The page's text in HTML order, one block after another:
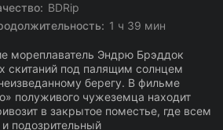
BDRip
1 ч 39 мин
мореплаватель Эндрю Брэддок
скитаний под палящим солнцем
берегу. В фильме
полуживого чужеземца находит
в закрытое поместье, где всем
подозрительный